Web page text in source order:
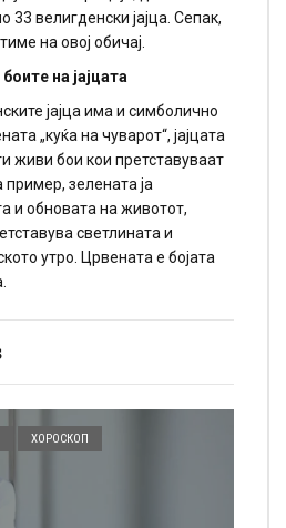
ХОРОСКОП
33 велигденски јајца. Сепак,
на овој обичај.
на јајцата
јајца има и симболично
„куќа на чуварот“, јајцата
живи бои кои претставуваат
зелената ја
и обновата на животот,
светлината и
утро. Црвената е бојата